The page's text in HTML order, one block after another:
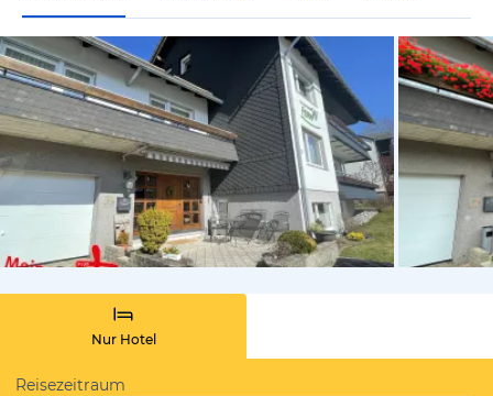
vom
Nur Hotel
Reisezeitraum